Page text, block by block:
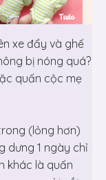
xe đẩy và ghế
bị nóng quá?
quấn cộc mẹ
(lỏng hơn)
dưng 1 ngày chỉ
khác là quấn